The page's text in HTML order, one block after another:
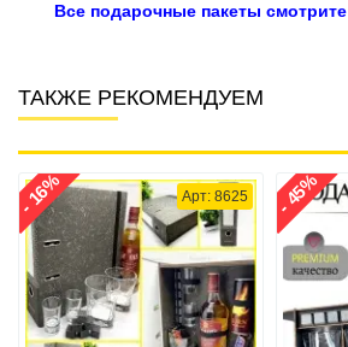
Все подарочные пакеты смотрите
ТАКЖЕ РЕКОМЕНДУЕМ
Арт: 8625
- 16% - 45%